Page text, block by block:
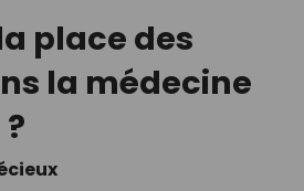
place des
la médecine